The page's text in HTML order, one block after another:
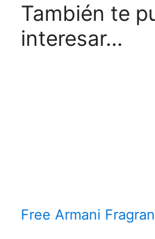
También te
interesar…
Free Armani